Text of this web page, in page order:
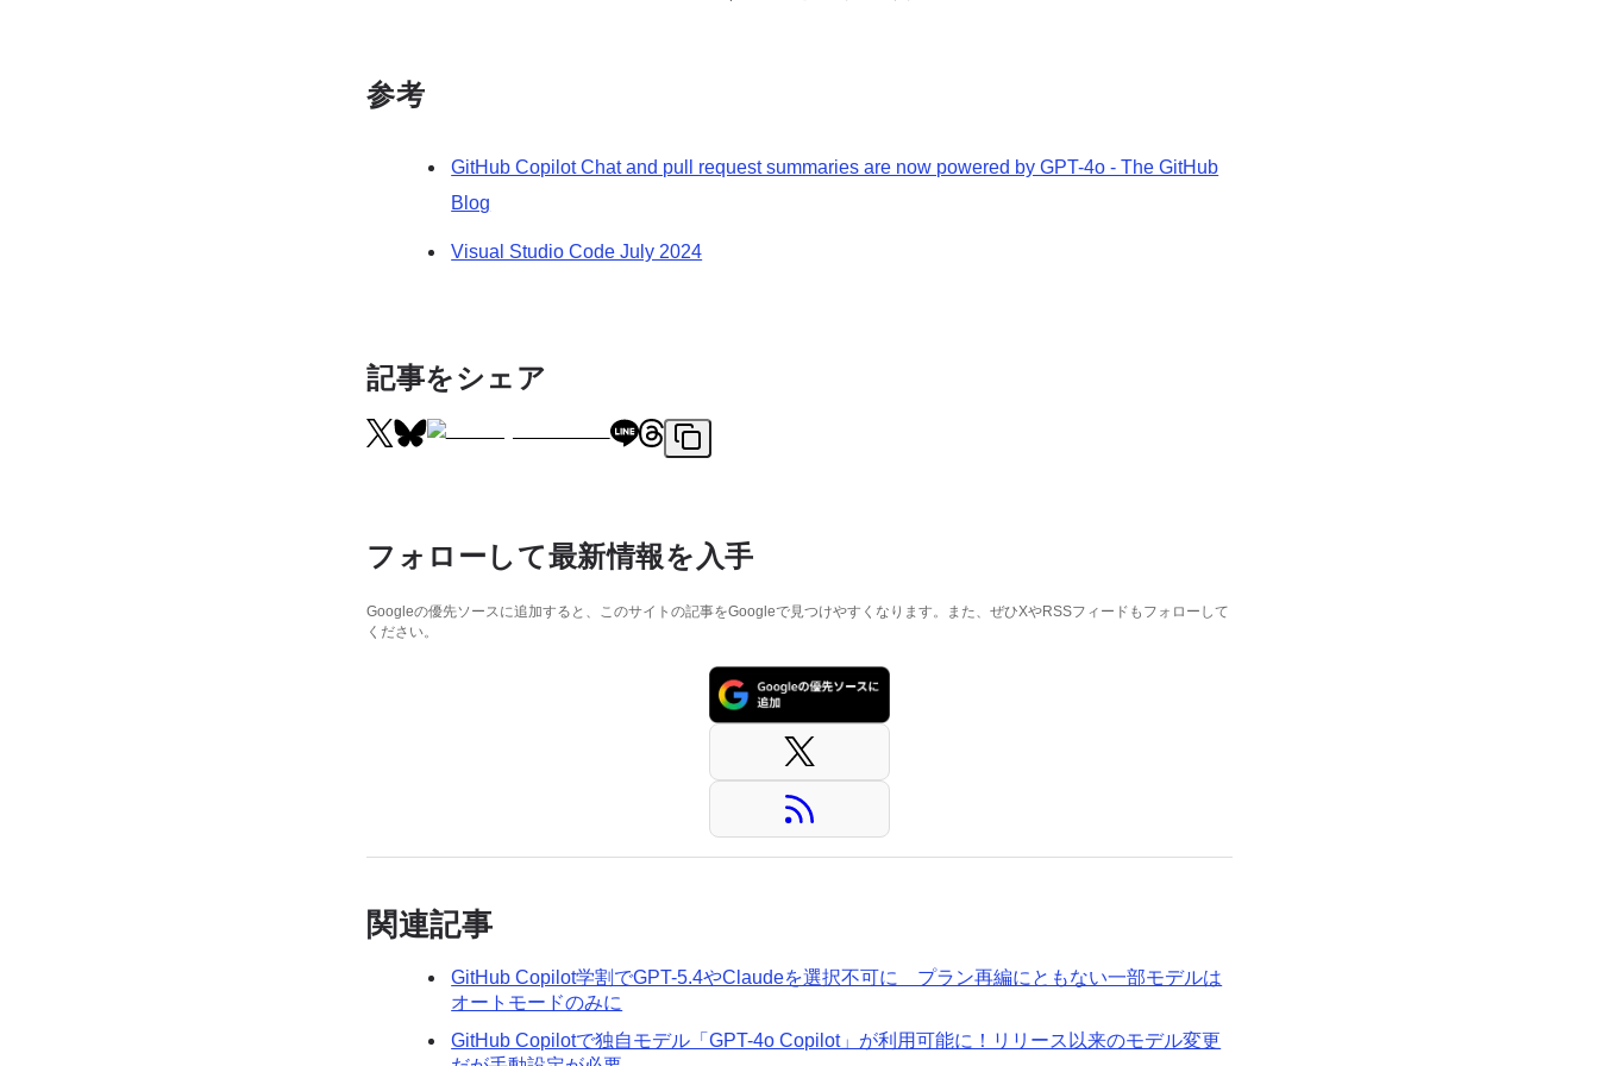
参考
GitHub Copilot Chat and pull request summaries are now powered by GPT-4o - The GitHub
Blog
Visual Studio Code July 2024
記事をシェア
フォローして最新情報を入手
Googleの優先ソースに追加すると、このサイトの記事をGoogleで見つけやすくなります。また、ぜひXやRSSフィードもフォローして
ください。
関連記事
GitHub Copilot学割でGPT-5.4やClaudeを選択不可に プラン再編にともない一部モデルは
オートモードのみに
GitHub Copilotで独自モデル「GPT-4o Copilot」が利用可能に！リリース以来のモデル変更